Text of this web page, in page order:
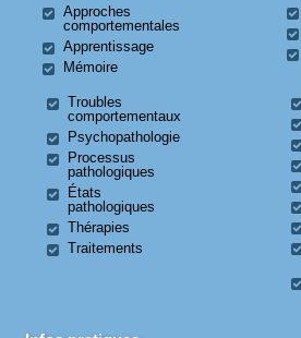
Approches
comportementales
Apprentissage
Mémoire
Troubles
comportementaux
Psychopathologie
Processus
pathologiques
États
pathologiques
Thérapies
Traitements